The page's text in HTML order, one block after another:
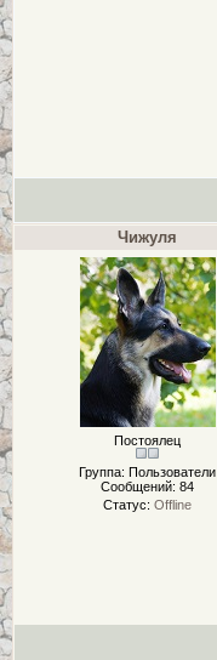
Чижуля
Постоялец
Группа: Пользователи
Сообщений: 84
Статус: Offline